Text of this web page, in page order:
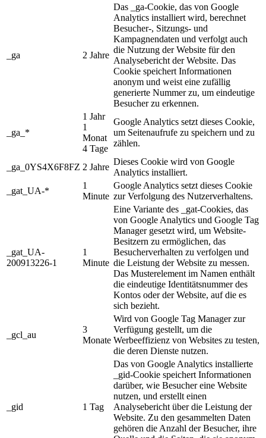
_ga 2 Jahre
Das _ga-Cookie, das von Google
Analytics installiert wird, berechnet
Besucher-, Sitzungs- und
Kampagnendaten und verfolgt auch
die Nutzung der Website für den
Analysebericht der Website. Das
Cookie speichert Informationen
anonym und weist eine zufällig
generierte Nummer zu, um eindeutige
Besucher zu erkennen.
_ga_*
1 Jahr
1
Monat
4 Tage
Google Analytics setzt dieses Cookie,
um Seitenaufrufe zu speichern und zu
zählen.
_ga_0YS4X6F8FZ 2 Jahre
Dieses Cookie wird von Google
Analytics installiert.
_gat_UA-*
1
Minute
Google Analytics setzt dieses Cookie
zur Verfolgung des Nutzerverhaltens.
_gat_UA-
200913226-1
1
Minute
Eine Variante des _gat-Cookies, das
von Google Analytics und Google Tag
Manager gesetzt wird, um Website-
Besitzern zu ermöglichen, das
Besucherverhalten zu verfolgen und
die Leistung der Website zu messen.
Das Musterelement im Namen enthält
die eindeutige Identitätsnummer des
Kontos oder der Website, auf die es
sich bezieht.
_gcl_au
3
Monate
Wird von Google Tag Manager zur
Verfügung gestellt, um die
Werbeeffizienz von Websites zu testen,
die deren Dienste nutzen.
_gid 1 Tag
Das von Google Analytics installierte
_gid-Cookie speichert Informationen
darüber, wie Besucher eine Website
nutzen, und erstellt einen
Analysebericht über die Leistung der
Website. Zu den gesammelten Daten
gehören die Anzahl der Besucher, ihre